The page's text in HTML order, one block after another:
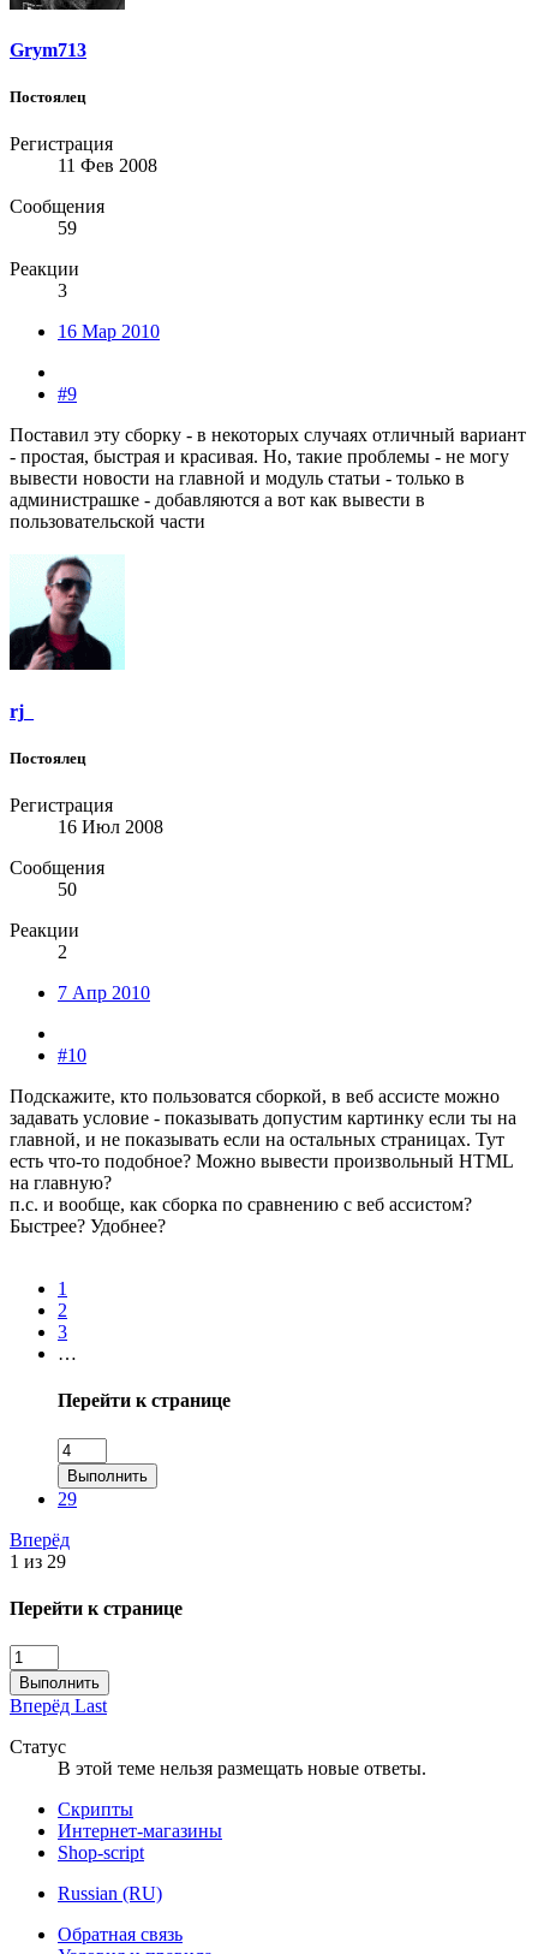
Grym713
Постоялец
Регистрация
11 Фев 2008
Сообщения
59
Реакции
3
16 Мар 2010
#9
Поставил эту сборку - в некоторых случаях отличный вариант
- простая, быстрая и красивая. Но, такие проблемы - не могу
вывести новости на главной и модуль статьи - только в
администрашке - добавляются а вот как вывести в
пользовательской части
rj_
Постоялец
Регистрация
16 Июл 2008
Сообщения
50
Реакции
2
7 Апр 2010
#10
Подскажите, кто пользоватся сборкой, в веб ассисте можно
задавать условие - показывать допустим картинку если ты на
главной, и не показывать если на остальных страницах. Тут
есть что-то подобное? Можно вывести произвольный HTML
на главную?
п.с. и вообще, как сборка по сравнению с веб ассистом?
Быстрее? Удобнее?
1
2
3
…
Перейти к странице
Выполнить
29
Вперёд
1 из 29
Перейти к странице
Выполнить
Вперёд Last
Статус
В этой теме нельзя размещать новые ответы.
Скрипты
Интернет-магазины
Shop-script
Russian (RU)
Обратная связь